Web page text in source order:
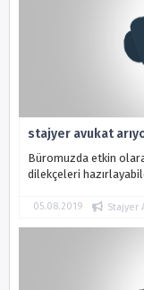
stajyer avukat
Büromuzda etkin olarak icra
dilekçeleri
05.08.2019 Stajyer